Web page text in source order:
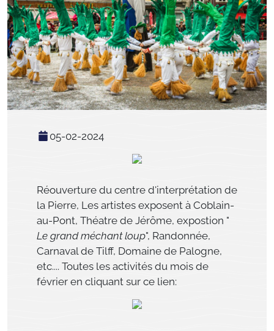
05-02-2024
Réouverture du centre d'interprétation de
la Pierre, Les artistes exposent à Coblain-
au-Pont, Théatre de Jérôme, expostion "
Le grand méchant loup", Randonnée,
Carnaval de Tilff, Domaine de Palogne,
etc.... Toutes les activités du mois de
février en cliquant sur ce lien: